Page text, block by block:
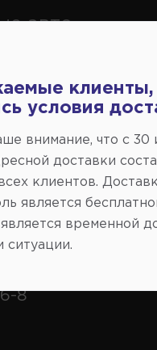
авто
5
центр:
8
клиенты,
условия
внимание, что c 30
доставки
клиентов.
является
временной
ситуации.